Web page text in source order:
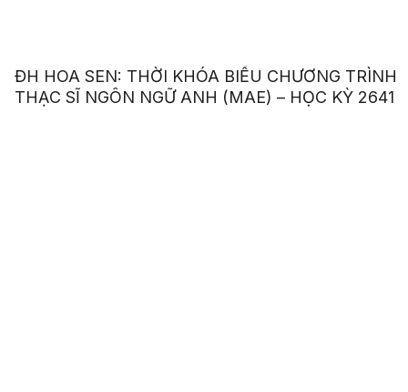
ĐH HOA SEN: THỜI KHÓA BIỂU CHƯƠNG TRÌNH
THẠC SĨ NGÔN NGỮ ANH (MAE) – HỌC KỲ 2641